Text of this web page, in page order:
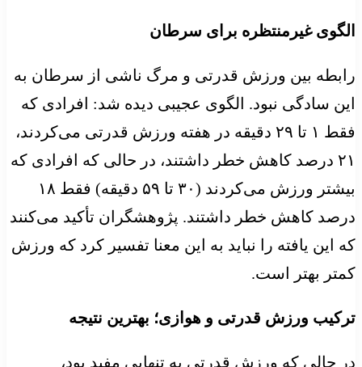
الگوی غیرمنتظره برای سرطان
رابطه بین ورزش قدرتی و مرگ ناشی از سرطان به
این سادگی نبود. الگوی عجیبی دیده شد: افرادی که
فقط ۱ تا ۲۹ دقیقه در هفته ورزش قدرتی می‌کردند،
۲۱ درصد کاهش خطر داشتند، در حالی که افرادی که
بیشتر ورزش می‌کردند (۳۰ تا ۵۹ دقیقه) فقط ۱۸
درصد کاهش خطر داشتند. پژوهشگران تأکید می‌کنند
که این یافته را نباید به این معنا تفسیر کرد که ورزش
کمتر بهتر است.
ترکیب ورزش قدرتی و هوازی؛ بهترین نتیجه
در حالی که ورزش قدرتی به تنهایی مفید بود،